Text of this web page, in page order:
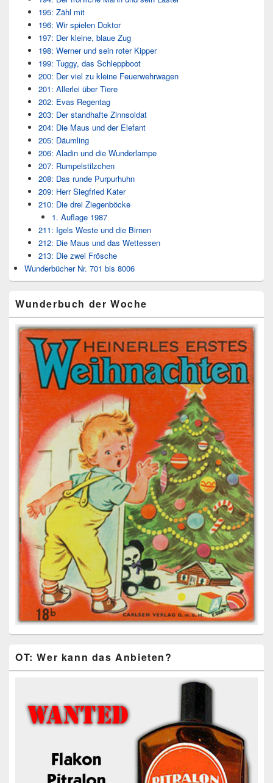
195: Zähl mit
196: Wir spielen Doktor
197: Der kleine, blaue Zug
198: Werner und sein roter Kipper
199: Tuggy, das Schleppboot
200: Der viel zu kleine Feuerwehrwagen
201: Allerlei über Tiere
202: Evas Regentag
203: Der standhafte Zinnsoldat
204: Die Maus und der Elefant
205: Däumling
206: Aladin und die Wunderlampe
207: Rumpelstilzchen
208: Das runde Purpurhuhn
209: Herr Siegfried Kater
210: Die drei Ziegenböcke
1. Auflage 1987
211: Igels Weste und die Birnen
212: Die Maus und das Wettessen
213: Die zwei Frösche
Wunderbücher Nr. 701 bis 8006
Wunderbuch der Woche
OT: Wer kann das Anbieten?